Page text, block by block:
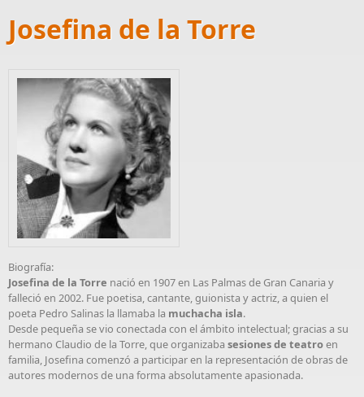
Josefina de la Torre
Biografía:
Josefina de la Torre nació en 1907 en Las Palmas de Gran Canaria y
falleció en 2002. Fue poetisa, cantante, guionista y actriz, a quien el
poeta Pedro Salinas la llamaba la muchacha isla.
Desde pequeña se vio conectada con el ámbito intelectual; gracias a su
hermano Claudio de la Torre, que organizaba sesiones de teatroen
familia, Josefina comenzó a participar en la representación de obras de
autores modernos de una forma absolutamente apasionada.